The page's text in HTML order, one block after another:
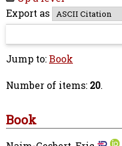
Export as
Jump to:Book
Number of items: 20.
Book